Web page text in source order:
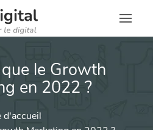
que le Growth
en 2022 ?
d'accueil